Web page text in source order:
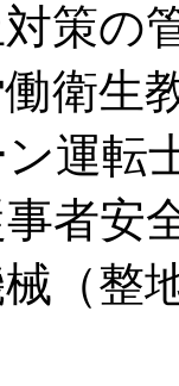
策の
衛生
運転
者安
（整